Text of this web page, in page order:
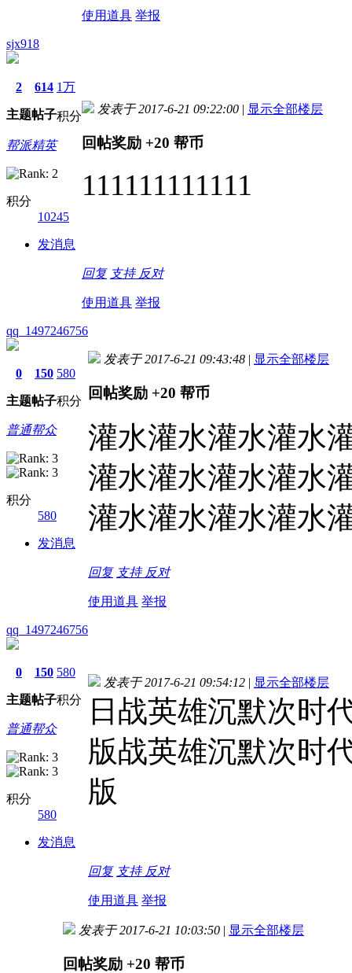
使用道具 举报
sjx918
2
主题
614
帖子
1万
积分
帮派精英
积分
10245
发消息
发表于 2017-6-21 09:22:00 | 显示全部楼层
回帖奖励 +20 帮币
111111111111
回复 支持 反对
使用道具 举报
qq_1497246756
0
主题
150
帖子
580
积分
普通帮众
积分
580
发消息
发表于 2017-6-21 09:43:48 | 显示全部楼层
回帖奖励 +20 帮币
灌水灌水灌水灌水
灌水灌水灌水灌水
灌水灌水灌水灌水
回复 支持 反对
使用道具 举报
qq_1497246756
0
主题
150
帖子
580
积分
普通帮众
积分
580
发消息
发表于 2017-6-21 09:54:12 | 显示全部楼层
日战英雄沉默次时
版战英雄沉默次时
版
回复 支持 反对
使用道具 举报
发表于 2017-6-21 10:03:50 | 显示全部楼层
回帖奖励 +20 帮币